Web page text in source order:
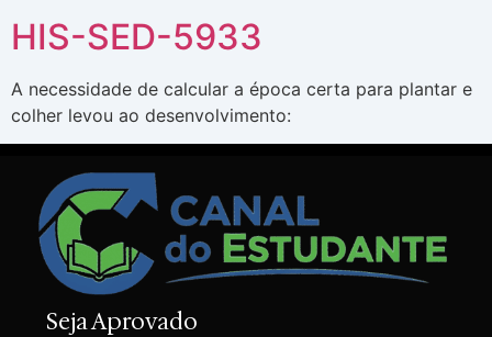
HIS-SED-5933
A necessidade de calcular a época certa para plantar e
colher levou ao desenvolvimento:
Seja Aprovado